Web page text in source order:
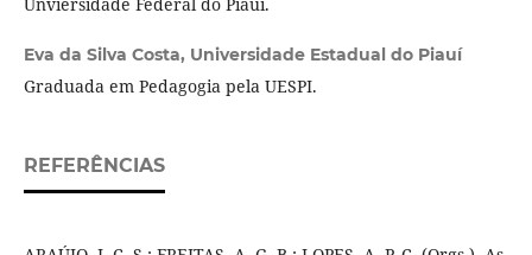
Eva da Silva Costa, Universidade Estadual do Piauí
Graduada em Pedagogia pela UESPI.
REFERÊNCIAS